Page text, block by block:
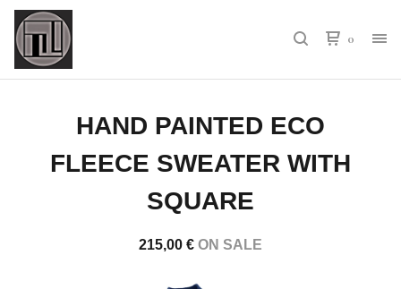
0
HAND PAINTED ECO
FLEECE SWEATER WITH
SQUARE
215,00 € ON SALE